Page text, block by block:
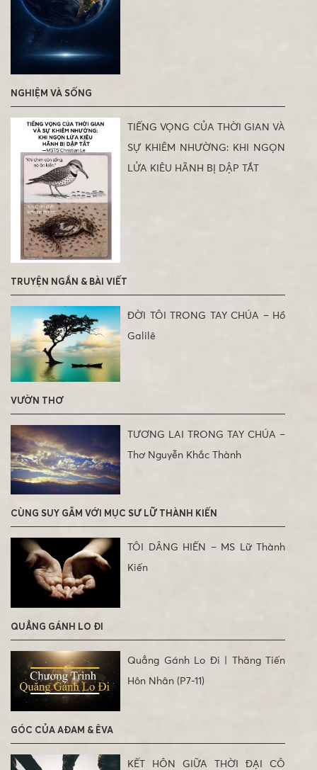
NGHIỆM VÀ SỐNG
TIẾNG VỌNG CỦA THỜI GIAN VÀ
SỰ KHIÊM NHƯỜNG: KHI NGỌN
LỬA KIÊU HÃNH BỊ DẬP TẮT
TRUYỆN NGẮN & BÀI VIẾT
ĐỜI TÔI TRONG TAY CHÚA – Hồ
Galilê
VƯỜN THƠ
TƯƠNG LAI TRONG TAY CHÚA –
Thơ Nguyễn Khắc Thành
CÙNG SUY GẪM VỚI MỤC SƯ LỮ THÀNH KIẾN
TÔI DÂNG HIẾN – MS Lữ Thành
Kiến
QUẲNG GÁNH LO ĐI
Quẳng Gánh Lo Đi | Thăng Tiến
Hôn Nhân (P7-11)
GÓC CỦA AĐAM & ÊVA
KẾT HÔN GIỮA THỜI ĐẠI CÔ